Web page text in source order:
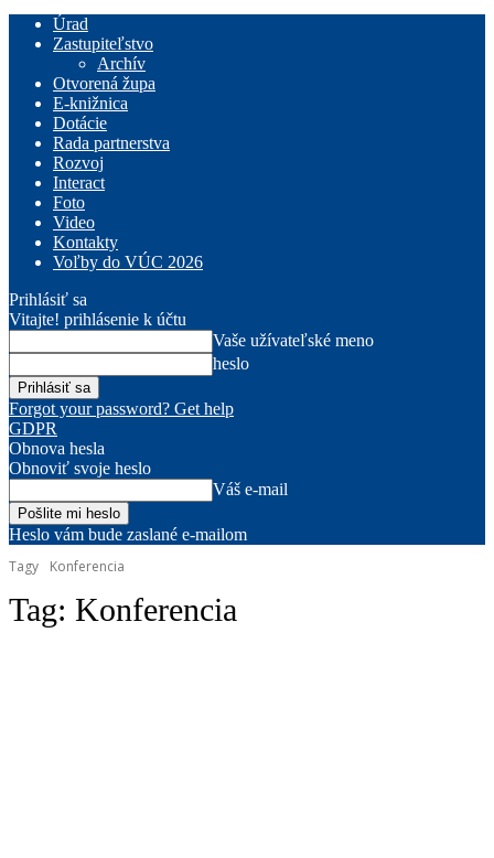
Úrad
Zastupiteľstvo
Archív
Otvorená župa
E-knižnica
Dotácie
Rada partnerstva
Rozvoj
Interact
Foto
Video
Kontakty
Voľby do VÚC 2026
Prihlásiť sa
Vitajte! prihlásenie k účtu
Vaše užívateľské meno
heslo
Forgot your password? Get help
GDPR
Obnova hesla
Obnoviť svoje heslo
Váš e-mail
Heslo vám bude zaslané e-mailom
Tagy
Konferencia
Tag: Konferencia